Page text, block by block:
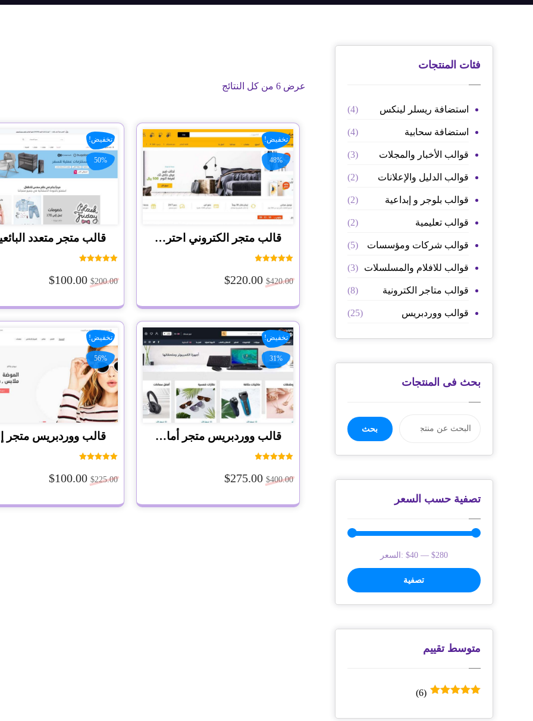
عرض ⁦6⁩ من كل النتائج
قالب متجر الكتروني احترافى
5.00
من 5
$420.00
$220.00
تخفيض!
48%
قالب متجر متعدد
5.00
من 5
$200.00
$100.00
تخفيض!
50%
قالب ووردبريس متجر أمازون
5.00
من 5
$400.00
$275.00
تخفيض!
31%
5.00
من 5
$225.00
$100.00
تخفيض!
56%
فئات المنتجات
استضافة ريسلر لينكس (4)
استضافة سحابية (4)
قوالب الأخبار والمجلات (3)
قوالب الدليل والإعلانات (2)
قوالب بلوجر و إبداعية (2)
قوالب تعليمية (2)
قوالب شركات ومؤسسات (5)
قوالب للافلام والمسلسلات (3)
قوالب متاجر الكترونية (8)
قوالب ووردبريس (25)
بحث فى المنتجات
بحث
تصفية حسب السعر
تصفية
السعر: $40— $280
متوسط ​​تقييم
(6)